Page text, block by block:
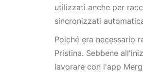
utilizzati anche per
sincronizzati
Poiché era necessario
Pristina. Sebbene
lavorare con l'app